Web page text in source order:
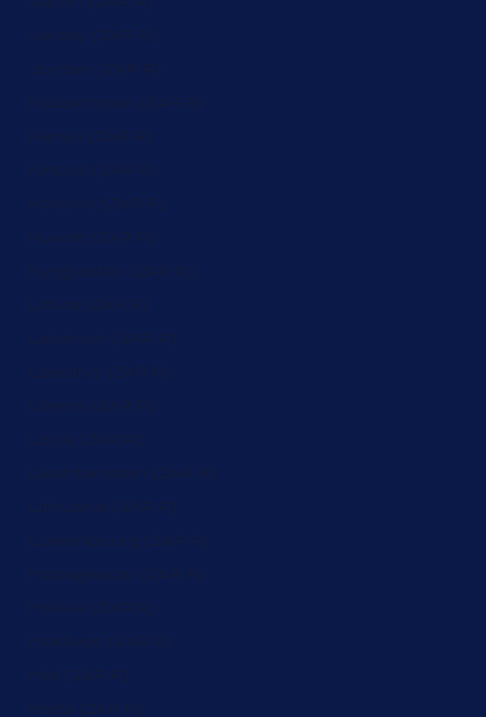
Jersey (ZAR R)
Jordan (ZAR R)
Kazakhstan (ZAR R)
Kenya (ZAR R)
Kiribati (ZAR R)
Kosovo (ZAR R)
Kuwait (ZAR R)
Kyrgyzstan (ZAR R)
Latvia (ZAR R)
Lebanon (ZAR R)
Lesotho (ZAR R)
Liberia (ZAR R)
Libya (ZAR R)
Liechtenstein (ZAR R)
Lithuania (ZAR R)
Luxembourg (ZAR R)
Madagascar (ZAR R)
Malawi (ZAR R)
Maldives (ZAR R)
Mali (ZAR R)
Malta (ZAR R)